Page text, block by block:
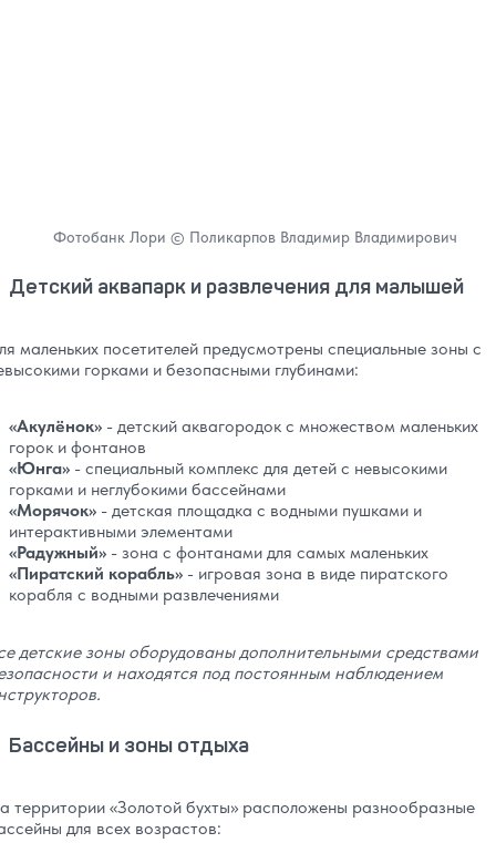
Фотобанк Лори © Поликарпов Владимир Владимирович
Детский аквапарк и развлечения для малышей
маленьких посетителей предусмотрены специальные зоны с
горками и безопасными глубинами:
«Акулёнок» - детский аквагородок с множеством маленьких
горок и фонтанов
«Юнга» - специальный комплекс для детей с невысокими
горками и неглубокими бассейнами
«Морячок» - детская площадка с водными пушками и
интерактивными элементами
«Радужный» - зона с фонтанами для самых маленьких
«Пиратский корабль» - игровая зона в виде пиратского
корабля с водными развлечениями
детские зоны оборудованы дополнительными средствами
и находятся под постоянным наблюдением
Бассейны и зоны отдыха
территории «Золотой бухты» расположены разнообразные
для всех возрастов: